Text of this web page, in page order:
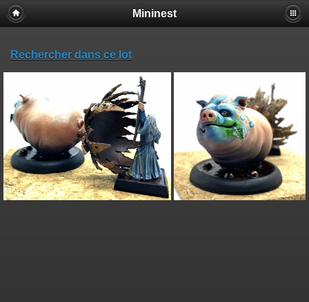
Mininest
Rechercher dans ce lot